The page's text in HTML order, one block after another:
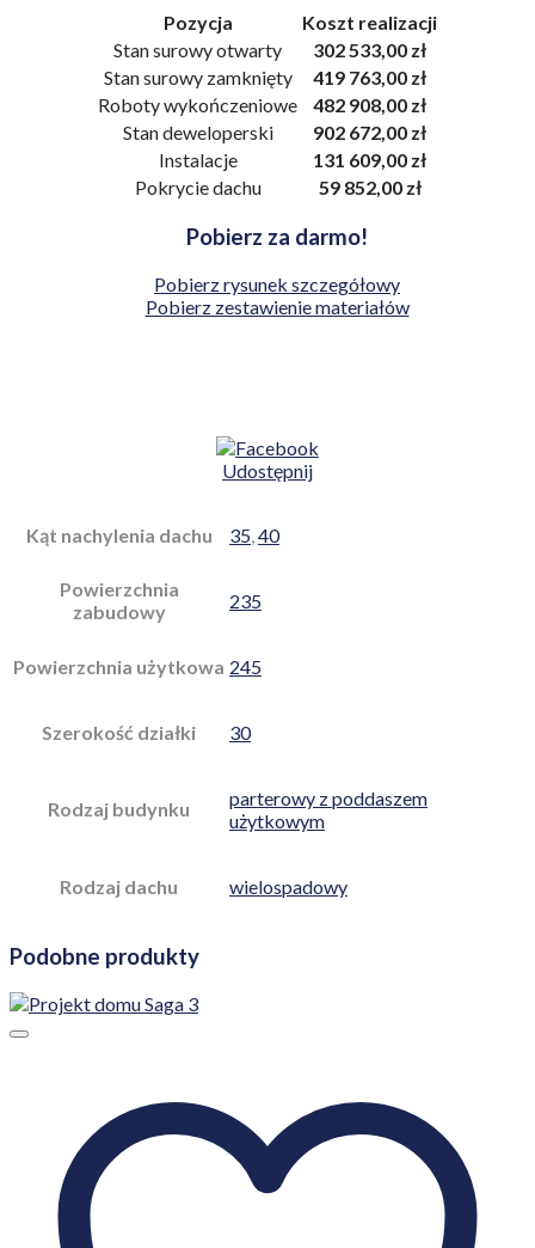
Pozycja
Koszt realizacji
Stan surowy otwarty
302 533,00 zł
Stan surowy zamknięty
419 763,00 zł
Roboty wykończeniowe
482 908,00 zł
Stan deweloperski
902 672,00 zł
Instalacje
131 609,00 zł
Pokrycie dachu
59 852,00 zł
Pobierz za darmo!
Pobierz rysunek szczegółowy
Pobierz zestawienie materiałów
Udostępnij
Kąt nachylenia dachu 35,40
Powierzchnia
zabudowy
235
Powierzchnia użytkowa 245
Szerokość działki 30
Rodzaj budynku
parterowy z poddaszem
użytkowym
Rodzaj dachu wielospadowy
Podobne produkty